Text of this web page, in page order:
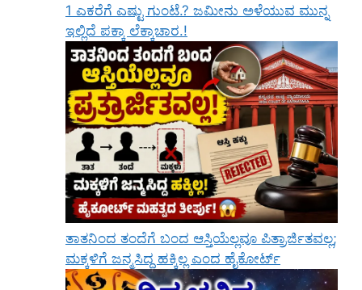
1 ಎಕರೆಗೆ ಎಷ್ಟು ಗುಂಟೆ.? ಜಮೀನು ಅಳೆಯುವ ಮುನ್ನ
ಇಲ್ಲಿದೆ ಪಕ್ಕಾ ಲೆಕ್ಕಾಚಾರ.!
ತಾತನಿಂದ ತಂದೆಗೆ ಬಂದ ಆಸ್ತಿಯೆಲ್ಲವೂ ಪಿತ್ರಾರ್ಜಿತವಲ್ಲ;
ಮಕ್ಕಳಿಗೆ ಜನ್ಮಸಿದ್ಧ ಹಕ್ಕಿಲ್ಲ ಎಂದ ಹೈಕೋರ್ಟ್